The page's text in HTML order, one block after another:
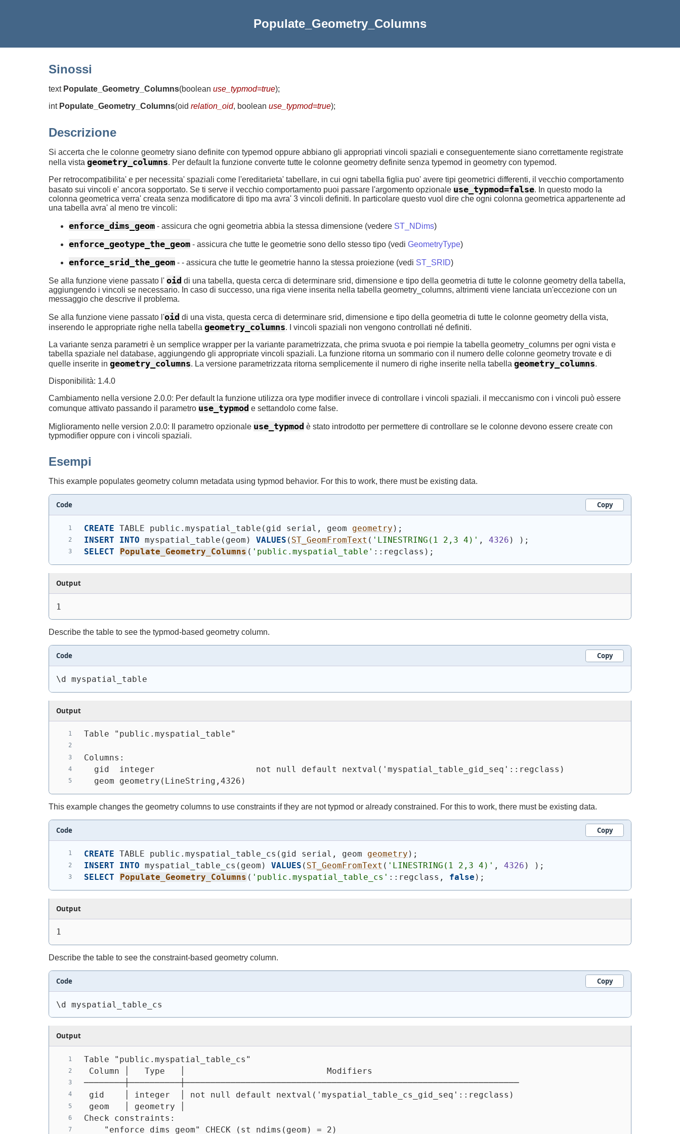
Populate_Geometry_Columns
Sinossi
text Populate_Geometry_Columns(boolean use_typmod=true);
int Populate_Geometry_Columns(oid relation_oid, boolean use_typmod=true);
Descrizione
Si accerta che le colonne geometry siano definite con typemod oppure abbiano gli appropriati vincoli spaziali e conseguentemente siano correttamente registrate
nella vista geometry_columns. Per default la funzione converte tutte le colonne geometry definite senza typemod in geometry con typemod.
Per retrocompatibilita' e per necessita' spaziali come l'ereditarieta' tabellare, in cui ogni tabella figlia puo' avere tipi geometrici differenti, il vecchio comportamento
basato sui vincoli e' ancora sopportato. Se ti serve il vecchio comportamento puoi passare l'argomento opzionale use_typmod=false. In questo modo la
colonna geometrica verra' creata senza modificatore di tipo ma avra' 3 vincoli definiti. In particolare questo vuol dire che ogni colonna geometrica appartenente ad
una tabella avra' al meno tre vincoli:
enforce_dims_geom - assicura che ogni geometria abbia la stessa dimensione (vedere ST_NDims)
enforce_geotype_the_geom - assicura che tutte le geometrie sono dello stesso tipo (vedi GeometryType)
enforce_srid_the_geom - - assicura che tutte le geometrie hanno la stessa proiezione (vedi ST_SRID)
Se alla funzione viene passato l' oid di una tabella, questa cerca di determinare srid, dimensione e tipo della geometria di tutte le colonne geometry della tabella,
aggiungendo i vincoli se necessario. In caso di successo, una riga viene inserita nella tabella geometry_columns, altrimenti viene lanciata un'eccezione con un
messaggio che descrive il problema.
Se alla funzione viene passato l'oid di una vista, questa cerca di determinare srid, dimensione e tipo della geometria di tutte le colonne geometry della vista,
inserendo le appropriate righe nella tabella geometry_columns. I vincoli spaziali non vengono controllati né definiti.
La variante senza parametri è un semplice wrapper per la variante parametrizzata, che prima svuota e poi riempie la tabella geometry_columns per ogni vista e
tabella spaziale nel database, aggiungendo gli appropriate vincoli spaziali. La funzione ritorna un sommario con il numero delle colonne geometry trovate e di
quelle inserite in geometry_columns. La versione parametrizzata ritorna semplicemente il numero di righe inserite nella tabella geometry_columns.
Disponibilità: 1.4.0
Cambiamento nella versione 2.0.0: Per default la funzione utilizza ora type modifier invece di controllare i vincoli spaziali. il meccanismo con i vincoli può essere
comunque attivato passando il parametro use_typmod e settandolo come false.
Miglioramento nelle version 2.0.0: Il parametro opzionale use_typmod è stato introdotto per permettere di controllare se le colonne devono essere create con
typmodifier oppure con i vincoli spaziali.
Esempi
This example populates geometry column metadata using typmod behavior. For this to work, there must be existing data.
Code Copy
CREATE TABLE public.myspatial_table ( gid serial, geom geometry ) ;
INSERT
INTO myspatial_table ( geom ) VALUES ( ST_GeomFromText ( 'LINESTRING(1 2,3 4)' , 4326 ) ) ;
SELECT
Populate_Geometry_Columns ( 'public.myspatial_table' ::regclass ) ;
Output
1
Describe the table to see the typmod-based geometry column.
Code Copy
\d myspatial_table
Output
Table "public.myspatial_table"
Columns:
  gid  integer                    not null default nextval('myspatial_table_gid_seq'::regclass)
  geom geometry(LineString,4326)
This example changes the geometry columns to use constraints if they are not typmod or already constrained. For this to work, there must be existing data.
Code Copy
CREATE TABLE public.myspatial_table_cs ( gid serial, geom geometry ) ;
INSERT
INTO myspatial_table_cs ( geom ) VALUES ( ST_GeomFromText ( 'LINESTRING(1 2,3 4)' , 4326 ) ) ;
SELECT
Populate_Geometry_Columns ( 'public.myspatial_table_cs' ::regclass, false ) ;
Output
1
Describe the table to see the constraint-based geometry column.
Code Copy
\d myspatial_table_cs
Output
Table "public.myspatial_table_cs"
Column │   Type   │                            Modifiers
────────┼──────────┼──────────────────────────────────────────────────────────────────
gid    │ integer  │ not null default nextval('myspatial_table_cs_gid_seq'::regclass)
geom   │ geometry │
Check constraints:
    "enforce_dims_geom" CHECK (st_ndims(geom) = 2)